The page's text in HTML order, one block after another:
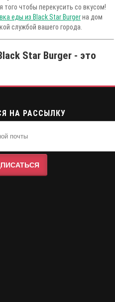
того чтобы перекусить со вкусом!
еды из Black Star Burgerна дом
службой вашего города.
Star Burger - это
НА РАССЫЛКУ